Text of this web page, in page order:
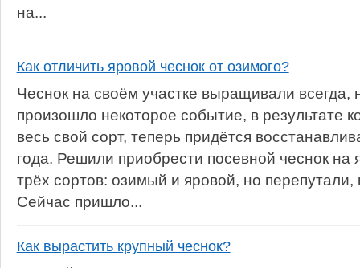
на...
Как отличить яровой чеснок от озимого?
Чеснок на своём участке выращивали всегда,
произошло некоторое событие, в результате
весь свой сорт, теперь придётся
года. Решили приобрести посевной чеснок на
трёх сортов: озимый и яровой, но перепутали,
Сейчас пришло...
Как вырастить крупный чеснок?